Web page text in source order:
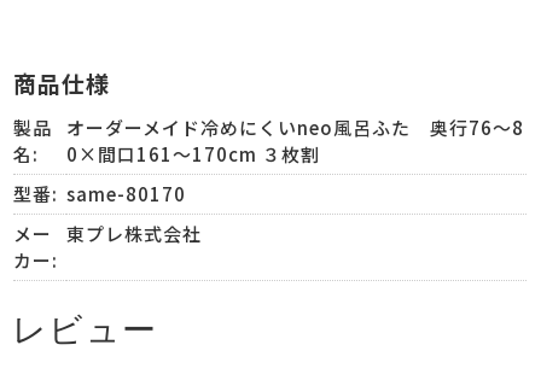
商品仕様
製品
名:
オーダーメイド冷めにくいneo風呂ふた 奥行76～8
0×間口161～170cm ３枚割
型番: same-80170
メー
カー:
東プレ株式会社
レビュー